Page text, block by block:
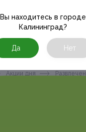
Туризм
Вы находитесь в городе
Калининград?
Да Нет
Акции дня
ВЫ ИСКАЛИ,